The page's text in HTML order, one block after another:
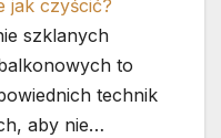
jak czyścić?
szklanych
to
technik
aby nie…